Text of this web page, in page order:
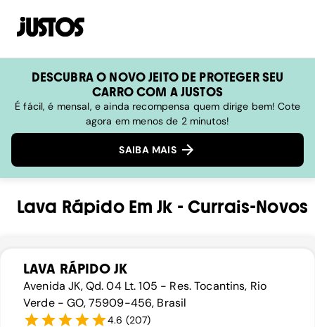
DESCUBRA O NOVO JEITO DE PROTEGER SEU
CARRO COM A JUSTOS
É fácil, é mensal, e ainda recompensa quem dirige bem! Cote
agora em menos de 2 minutos!
SAIBA MAIS
Lava RápidoEmJk -Currais-Novos
LAVA RÁPIDO JK
Avenida JK, Qd. 04 Lt. 105 - Res. Tocantins, Rio
Verde - GO, 75909-456, Brasil
4.6 (207)